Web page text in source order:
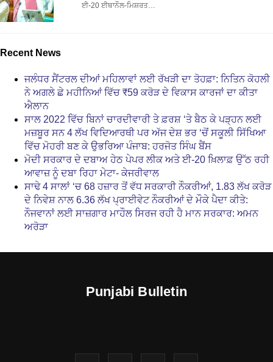
ਈ-20 ਈਥਾਨੌਲ-ਮਿਸ਼ਰਤ…
Recent News
ਜਲੰਧਰ ਸੈਂਟਰਲ ਦੀਆਂ ਮਹਿਲਾਵਾਂ ਲਈ ਰੱਖੜੀ ਦਾ ਤੋਹਫ਼ਾ: ਨਿਤਿਨ ਕੋਹਲੀ
ਨੇ ਅਗਲੇ ਛੇ ਮਹੀਨਿਆਂ ਵਿੱਚ ₹59 ਕਰੋੜ ਦੇ ਵਿਕਾਸ ਕਾਰਜਾਂ ਦਾ ਕੀਤਾ
ਐਲਾਨ
ਸਾਲ 2022 ਵਿੱਚ ਬਿਨਾਂ ਚਾਰਦੀਵਾਰੀ ਤੇ ਫ਼ਰਸ਼ ‘ਤੇ ਬੈਠ ਕੇ ਪੜ੍ਹਨ ਲਈ
ਮਜ਼ਬੂਰ ਸਨ 4 ਲੱਖ ਵਿਦਿਆਰਥੀ ਪਰ ਅੱਜ ਦੇਸ਼ ਭਰ ‘ਚੋਂ ਸਕੂਲੀ ਸਿੱਖਿਆ
ਵਿੱਚ ਮੋਹਰੀ ਬਣ ਕੇ ਉਭਰਿਆ ਪੰਜਾਬ: ਹਰਜੋਤ ਸਿੰਘ ਬੈਂਸ
ਮੋਦੀ ਸਰਕਾਰ ਦੇ ਦਬਾਅ ਹੇਠ ਪੇਪਰ ਲੀਕ ਅਤੇ ਈ-20 ਖ਼ਿਲਾਫ਼ ਉੱਠ ਰਹੀ
ਆਵਾਜ਼ ਨੂੰ ਦਬਾ ਰਿਹਾ ਮੇਟਾ- ਕੇਜਰੀਵਾਲ
ਸਾਢੇ 4 ਸਾਲਾਂ ‘ਚ 68 ਹਜ਼ਾਰ ਤੋਂ ਵੱਧ ਸਰਕਾਰੀ ਨੌਕਰੀਆਂ, 1.83 ਲੱਖ ਕਰੋੜ
ਦੇ ਨਿਵੇਸ਼ ਨਾਲ 6.36 ਲੱਖ ਪ੍ਰਾਈਵੇਟ ਨੌਕਰੀਆਂ ਦੇ ਮੌਕੇ ਪੈਦਾ ਕੀਤੇ:
ਨੌਜਵਾਨਾਂ ਲਈ ਸਾਜ਼ਗਾਰ ਮਾਹੌਲ ਸਿਰਜ ਰਹੀ ਹੈ ਮਾਨ ਸਰਕਾਰ: ਅਮਨ
ਅਰੋੜਾ
Punjabi Bulletin